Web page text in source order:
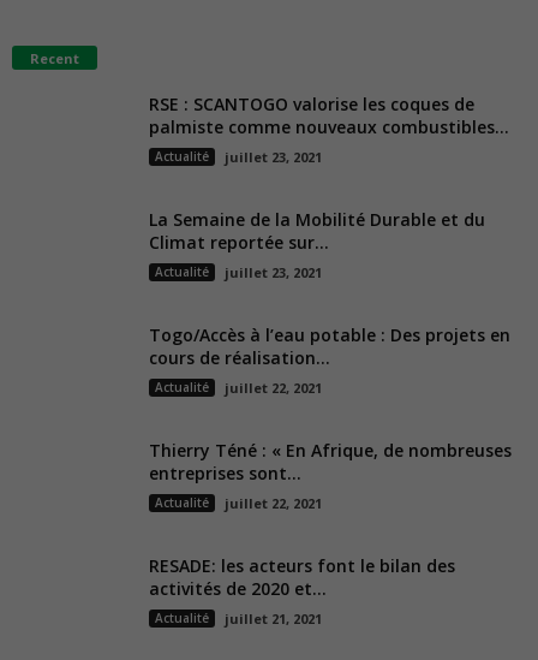
Recent
RSE : SCANTOGO valorise les coques de
palmiste comme nouveaux combustibles...
Actualité juillet 23, 2021
La Semaine de la Mobilité Durable et du
Climat reportée sur...
Actualité juillet 23, 2021
Togo/Accès à l’eau potable : Des projets en
cours de réalisation...
Actualité juillet 22, 2021
Thierry Téné : « En Afrique, de nombreuses
entreprises sont...
Actualité juillet 22, 2021
RESADE: les acteurs font le bilan des
activités de 2020 et...
Actualité juillet 21, 2021